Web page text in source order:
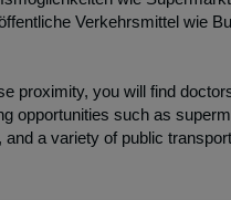
In unmittelbarer Nähe finden
wie
Verkehrsmittel wie
proximity, you will find
opportunities such as